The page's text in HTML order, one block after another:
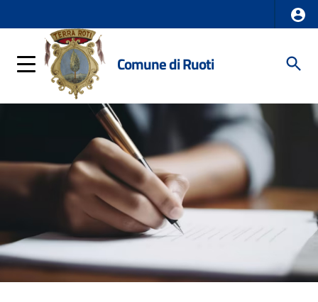
Comune di Ruoti